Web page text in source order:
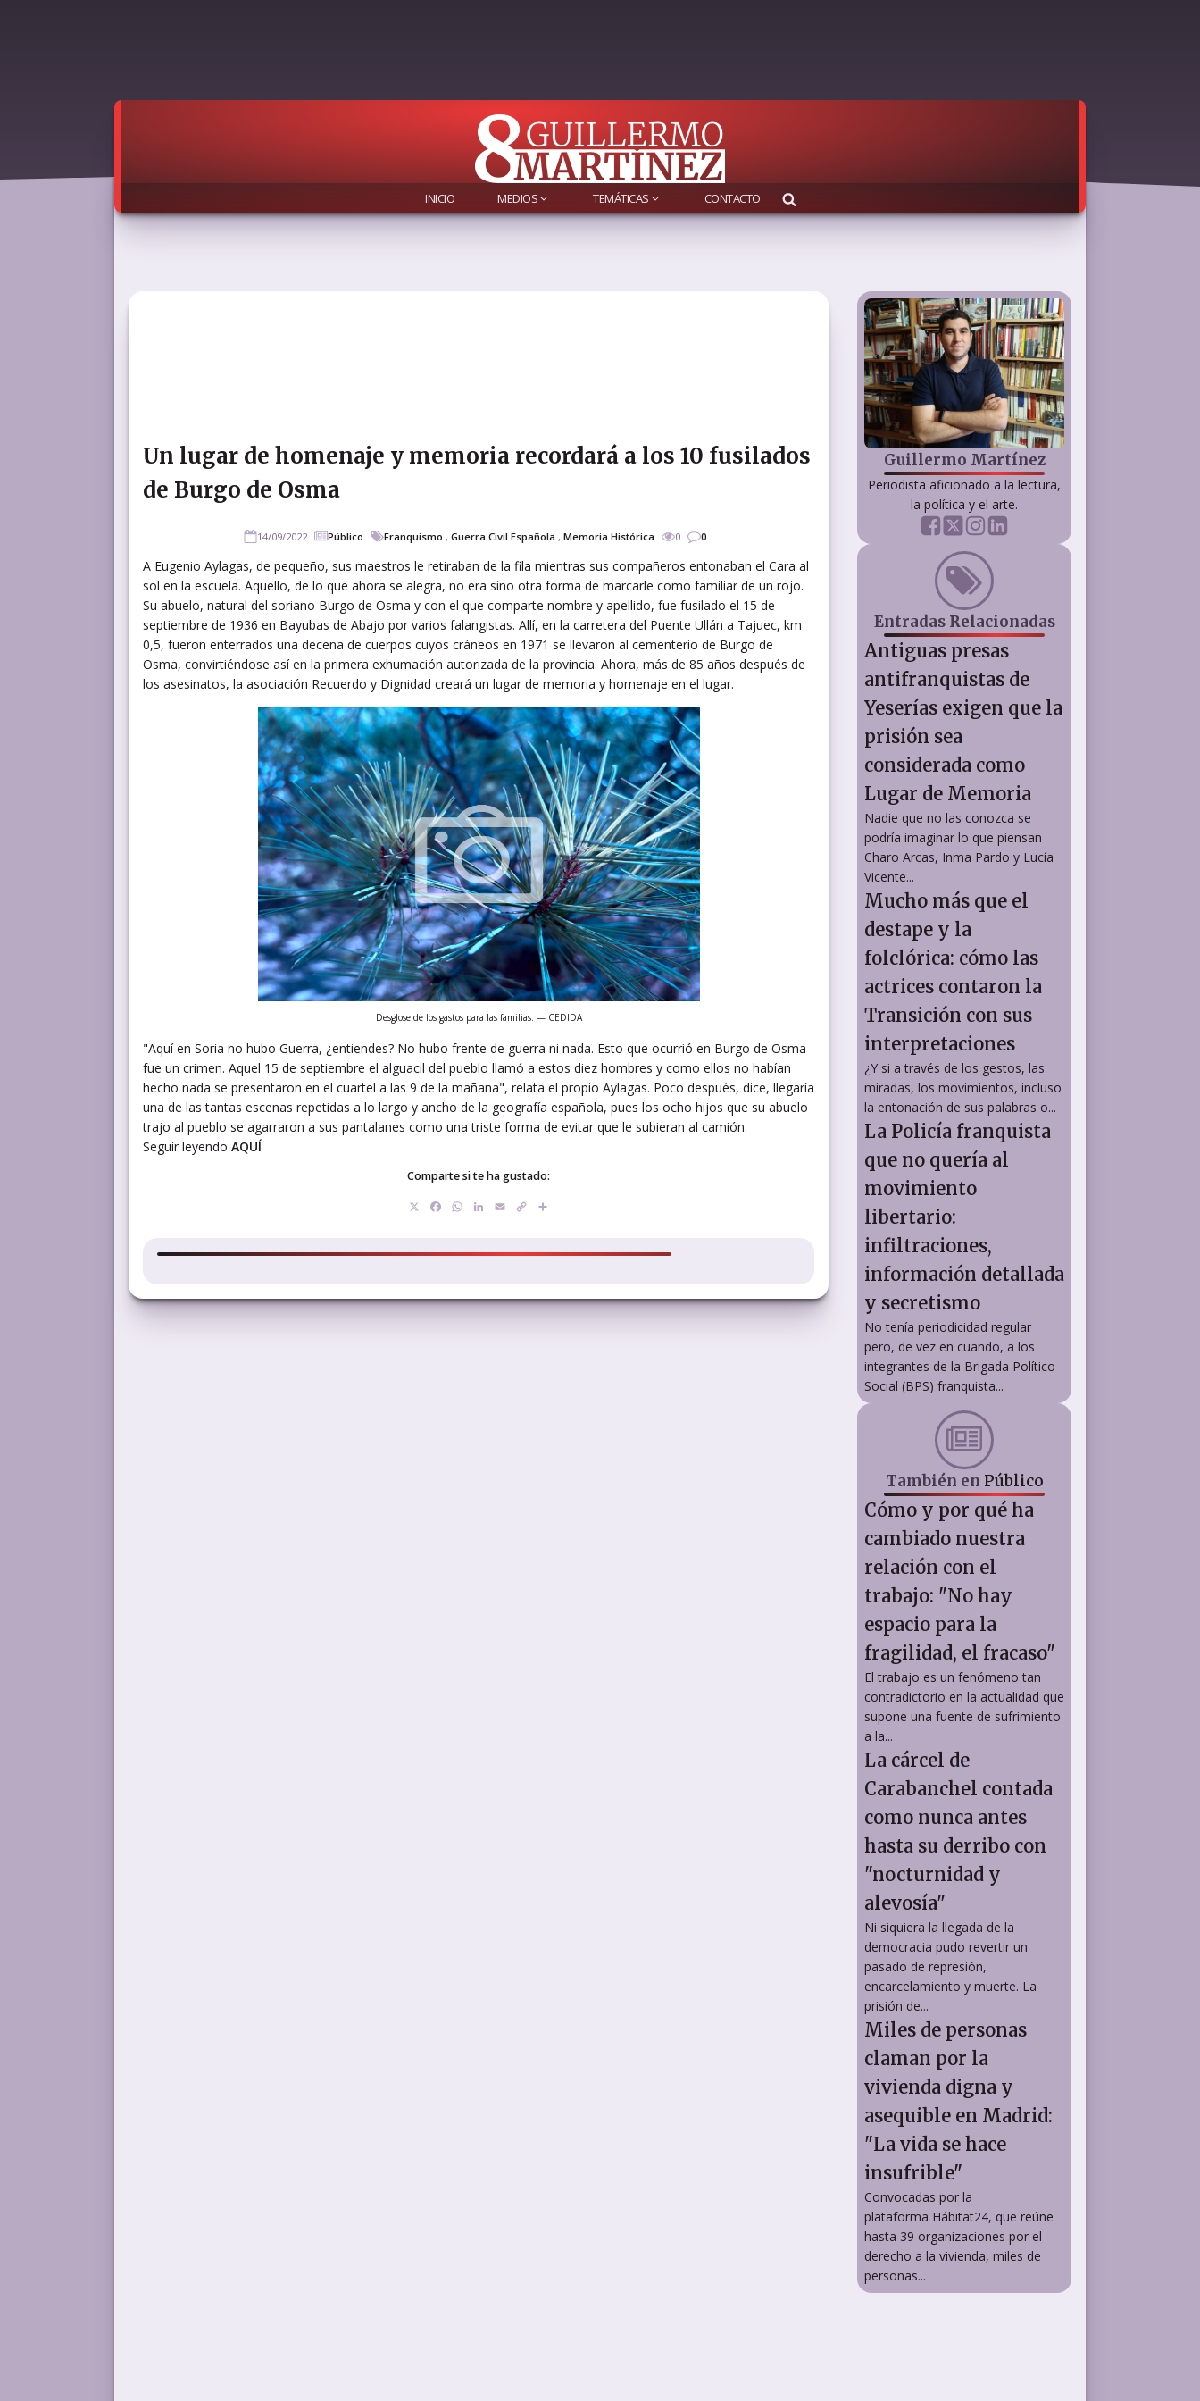
INICIO MEDIOS TEMÁTICAS CONTACTO
Un lugar de homenaje y memoria recordará a los 10 fusilados
de Burgo de Osma
14/09/2022 Público Franquismo , Guerra Civil Española , Memoria Histórica 0 0
A Eugenio Aylagas, de pequeño, sus maestros le retiraban de la fila mientras sus compañeros entonaban el Cara al
sol en la escuela. Aquello, de lo que ahora se alegra, no era sino otra forma de marcarle como familiar de un rojo.
Su abuelo, natural del soriano Burgo de Osma y con el que comparte nombre y apellido, fue fusilado el 15 de
septiembre de 1936 en Bayubas de Abajo por varios falangistas. Allí, en la carretera del Puente Ullán a Tajuec, km
0,5, fueron enterrados una decena de cuerpos cuyos cráneos en 1971 se llevaron al cementerio de Burgo de
Osma, convirtiéndose así en la primera exhumación autorizada de la provincia. Ahora, más de 85 años después de
los asesinatos, la asociación Recuerdo y Dignidad creará un lugar de memoria y homenaje en el lugar.
Desglose de los gastos para las familias. — CEDIDA
"Aquí en Soria no hubo Guerra, ¿entiendes? No hubo frente de guerra ni nada. Esto que ocurrió en Burgo de Osma
fue un crimen. Aquel 15 de septiembre el alguacil del pueblo llamó a estos diez hombres y como ellos no habían
hecho nada se presentaron en el cuartel a las 9 de la mañana", relata el propio Aylagas. Poco después, dice, llegaría
una de las tantas escenas repetidas a lo largo y ancho de la geografía española, pues los ocho hijos que su abuelo
trajo al pueblo se agarraron a sus pantalanes como una triste forma de evitar que le subieran al camión.
Seguir leyendo AQUÍ
Comparte si te ha gustado:
Facebook
WhatsApp
LinkedIn
EmailCopy
Guillermo Martínez
Periodista aficionado a la lectura,
la política y el arte.
Entradas Relacionadas
Antiguas presas
antifranquistas de
Yeserías exigen que la
prisión sea
considerada como
Lugar de Memoria
Nadie que no las conozca se
podría imaginar lo que piensan
Charo Arcas, Inma Pardo y Lucía
Vicente...
Mucho más que el
destape y la
folclórica: cómo las
actrices contaron la
Transición con sus
interpretaciones
¿Y si a través de los gestos, las
miradas, los movimientos, incluso
la entonación de sus palabras o...
La Policía franquista
que no quería al
movimiento
libertario:
infiltraciones,
información detallada
y secretismo
No tenía periodicidad regular
pero, de vez en cuando, a los
integrantes de la Brigada Político-
Social (BPS) franquista...
También en Público
Cómo y por qué ha
cambiado nuestra
relación con el
trabajo: "No hay
espacio para la
fragilidad, el fracaso"
El trabajo es un fenómeno tan
contradictorio en la actualidad que
supone una fuente de sufrimiento
a la...
La cárcel de
Carabanchel contada
como nunca antes
hasta su derribo con
"nocturnidad y
alevosía"
Ni siquiera la llegada de la
democracia pudo revertir un
pasado de represión,
encarcelamiento y muerte. La
prisión de...
Miles de personas
claman por la
vivienda digna y
asequible en Madrid:
"La vida se hace
insufrible"
Convocadas por la
plataforma Hábitat24, que reúne
hasta 39 organizaciones por el
derecho a la vivienda, miles de
personas...